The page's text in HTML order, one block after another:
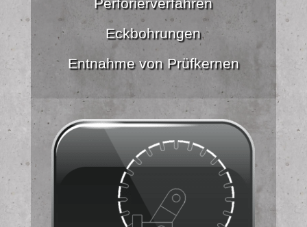
Perforierverfahren
Eckbohrungen
Entnahme von Prüfkernen